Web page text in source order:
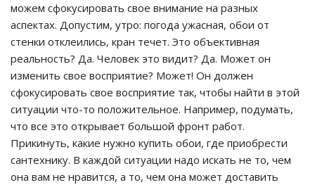
можем сфокусировать свое внимание на разных
аспектах. Допустим, утро: погода ужасная, обои от
стенки отклеились, кран течет. Это объективная
реальность? Да. Человек это видит? Да. Может он
изменить свое восприятие? Может! Он должен
сфокусировать свое восприятие так, чтобы найти в этой
ситуации что-то положительное. Например, подумать,
что все это открывает большой фронт работ.
Прикинуть, какие нужно купить обои, где приобрести
сантехнику. В каждой ситуации надо искать не то, чем
она вам не нравится, а то, чем она может доставить